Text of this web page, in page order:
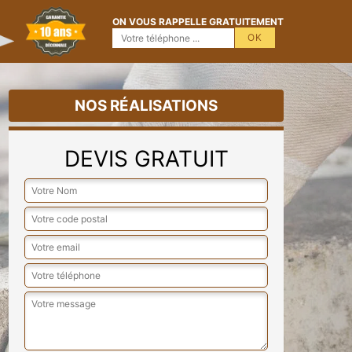
ON VOUS RAPPELLE GRATUITEMENT
NOS RÉALISATIONS
DEVIS GRATUIT